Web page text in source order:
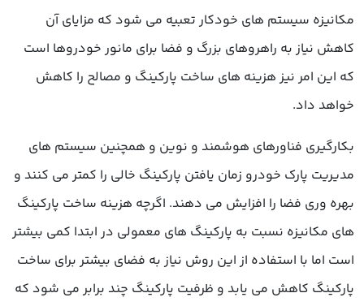
مکانیزه سیستم های خودکار تعبیه می شود که مزایای آن
کاهش نیاز به راهروهای بزرگ و فضا برای مانور خودروها است
که این امر نیز هزینه های ساخت پارکینگ و مصالح را کاهش
خواهد داد.
بکارگیری فناورهای هوشمند و نوین و همچنین سیستم های
مدیریت پارک خودرو زمان یافتن پارکینگ خالی را کمتر می کنند و
بهره وری فضا را افزایش می دهند. اگرچه هزینه ساخت پارکینگ
های مکانیزه نسبت به پارکینگ های معمولی در ابتدا کمی بیشتر
است اما با استفاده از این روش نیاز به فضای بیشتر برای ساخت
پارکینگ کاهش می یابد و ظرفیت پارکینگ چند برابر می شود که